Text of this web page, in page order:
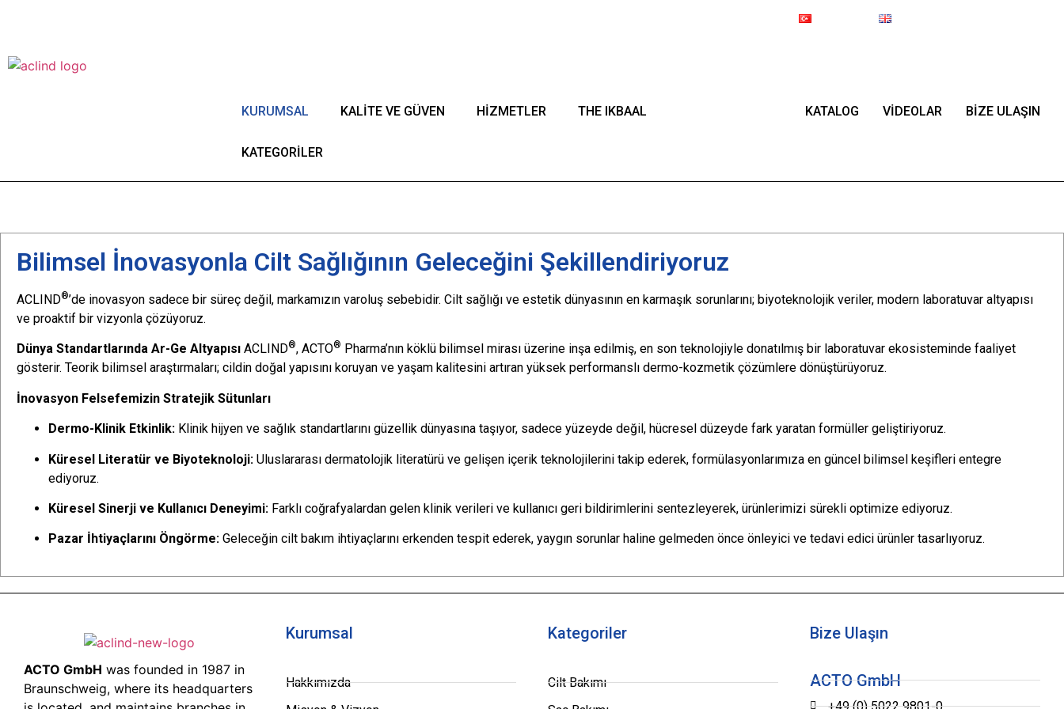
KURUMSAL KALİTE VE GÜVEN HİZMETLER THE IKBAAL
KATEGORİLER
KATALOG VİDEOLAR BİZE ULAŞIN
Bilimsel İnovasyonla Cilt Sağlığının Geleceğini Şekillendiriyoruz
ACLIND®’de inovasyon sadece bir süreç değil, markamızın varoluş sebebidir. Cilt sağlığı ve estetik dünyasının en karmaşık sorunlarını; biyoteknolojik veriler, modern laboratuvar altyapısı
ve proaktif bir vizyonla çözüyoruz.
Dünya Standartlarında Ar-Ge Altyapısı ACLIND®, ACTO® Pharma’nın köklü bilimsel mirası üzerine inşa edilmiş, en son teknolojiyle donatılmış bir laboratuvar ekosisteminde faaliyet
gösterir. Teorik bilimsel araştırmaları; cildin doğal yapısını koruyan ve yaşam kalitesini artıran yüksek performanslı dermo-kozmetik çözümlere dönüştürüyoruz.
İnovasyon Felsefemizin Stratejik Sütunları
Dermo-Klinik Etkinlik: Klinik hijyen ve sağlık standartlarını güzellik dünyasına taşıyor, sadece yüzeyde değil, hücresel düzeyde fark yaratan formüller geliştiriyoruz.
Küresel Literatür ve Biyoteknoloji: Uluslararası dermatolojik literatürü ve gelişen içerik teknolojilerini takip ederek, formülasyonlarımıza en güncel bilimsel keşifleri entegre
ediyoruz.
Küresel Sinerji ve Kullanıcı Deneyimi: Farklı coğrafyalardan gelen klinik verileri ve kullanıcı geri bildirimlerini sentezleyerek, ürünlerimizi sürekli optimize ediyoruz.
Pazar İhtiyaçlarını Öngörme: Geleceğin cilt bakım ihtiyaçlarını erkenden tespit ederek, yaygın sorunlar haline gelmeden önce önleyici ve tedavi edici ürünler tasarlıyoruz.
ACTO GmbH was founded in 1987 in
Braunschweig, where its headquarters
Kurumsal
Hakkımızda
Kategoriler
Cilt Bakımı
Bize Ulaşın
ACTO GmbH